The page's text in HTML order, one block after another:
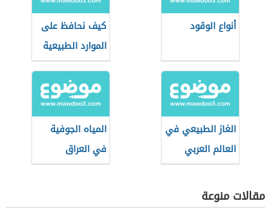
أنواع الوقود
كيف نحافظ على
الموارد الطبيعية
الغاز الطبيعي في
العالم العربي
المياه الجوفية
في العراق
مقالات منوعة